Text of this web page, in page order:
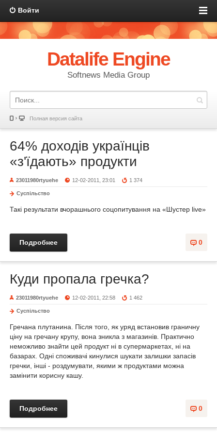
Войти
Datalife Engine
Softnews Media Group
Полная версия сайта
64% доходів українців
«з'їдають» продукти
23011980rtyuehe 12-02-2011, 23:01 1 374
Суспільство
Такі результати вчорашнього соцопитування на «Шустер live»
0
Подробнее
Куди пропала гречка?
23011980rtyuehe 12-02-2011, 22:58 1 462
Суспільство
Гречана плутанина. Після того, як уряд встановив граничну
ціну на гречану крупу, вона зникла з магазинів. Практично
неможливо знайти цей продукт ні в супермаркетах, ні на
базарах. Одні споживачі кинулися шукати залишки запасів
гречки, інші - роздумувати, якими ж продуктами можна
замінити корисну кашу.
0
Подробнее